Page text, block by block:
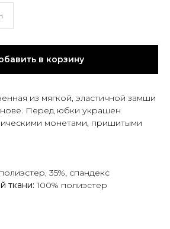
в корзину
из мягкой, эластичной замши
Перед юбки украшен
монетами, пришитыми
35%, спандекс
ткани:100% полиэстер